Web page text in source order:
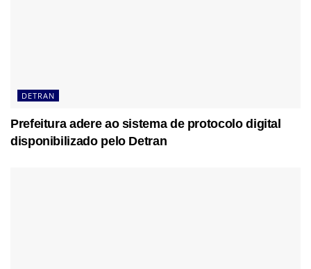
DETRAN
Prefeitura adere ao sistema de protocolo digital
disponibilizado pelo Detran